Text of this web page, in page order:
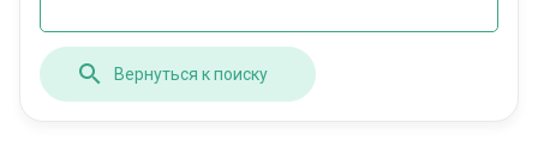
Вернуться к поиску